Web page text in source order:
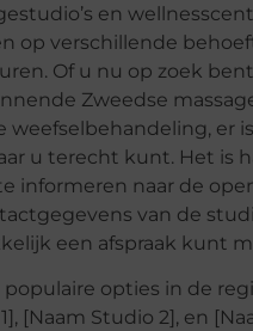
en
op verschillende
Of u nu op zoek
Zweedse
weefselbehandeling, er
u terecht kunt. Het is
informeren naar de
van de
een afspraak kunt
populaire opties in de
[Naam Studio 2], en